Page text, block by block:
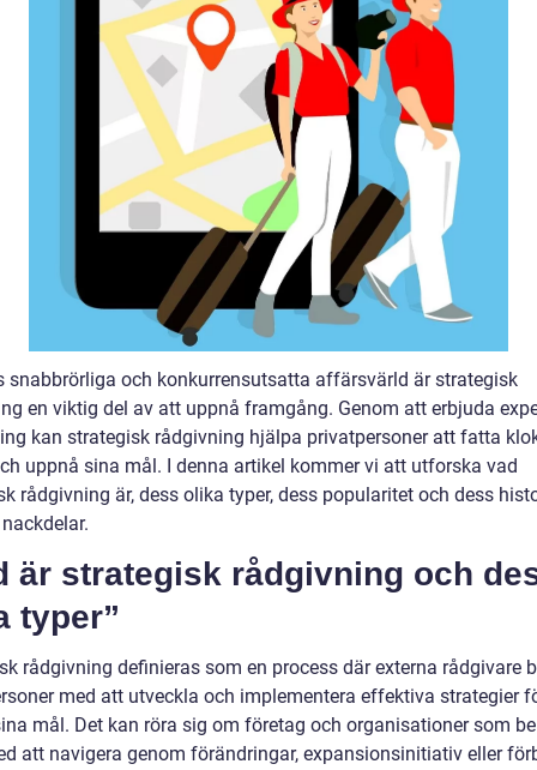
snabbrörliga och konkurrensutsatta affärsvärld är strategisk
en viktig del av att uppnå framgång. Genom att erbjuda
kan strategisk rådgivning hjälpa privatpersoner att fatta
uppnå sina mål. I denna artikel kommer vi att utforska vad
rådgivning är, dess olika typer, dess popularitet och dess
är strategisk rådgivning och
typer”
rådgivning definieras som en process där externa rådgivare
med att utveckla och implementera effektiva strategier
mål. Det kan röra sig om företag och organisationer som
att navigera genom förändringar, expansionsinitiativ eller